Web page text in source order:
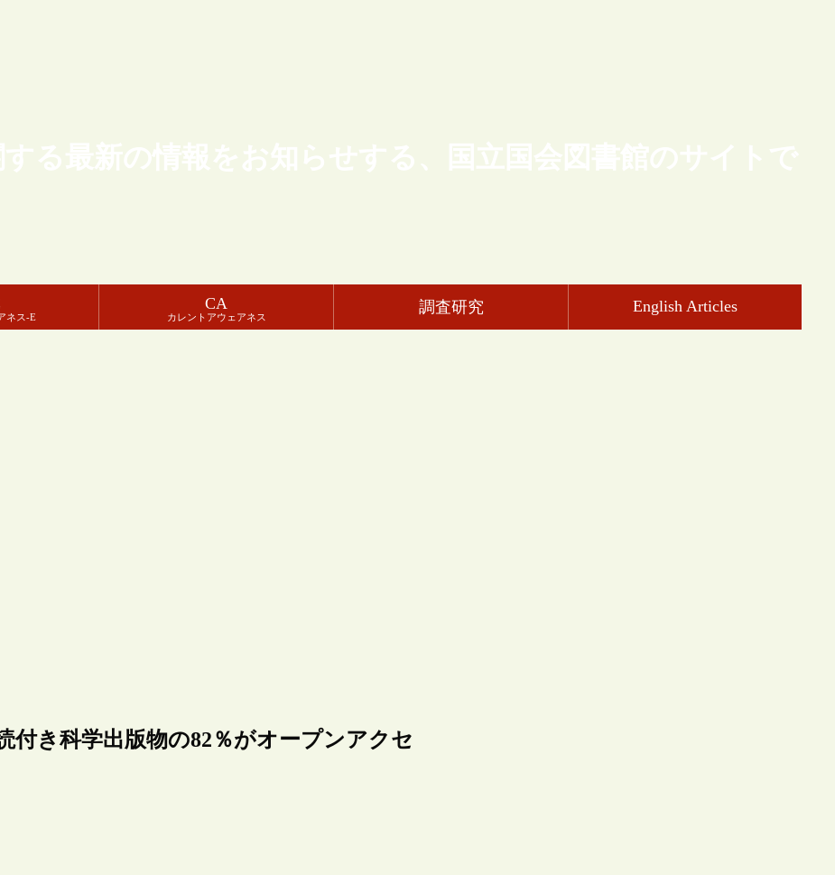
る最新の情報をお知らせする、国立国会図書館のサイトで
ネス-E
CA
カレントアウェアネス
調査研究 English Articles
付き科学出版物の82％がオープンアクセ